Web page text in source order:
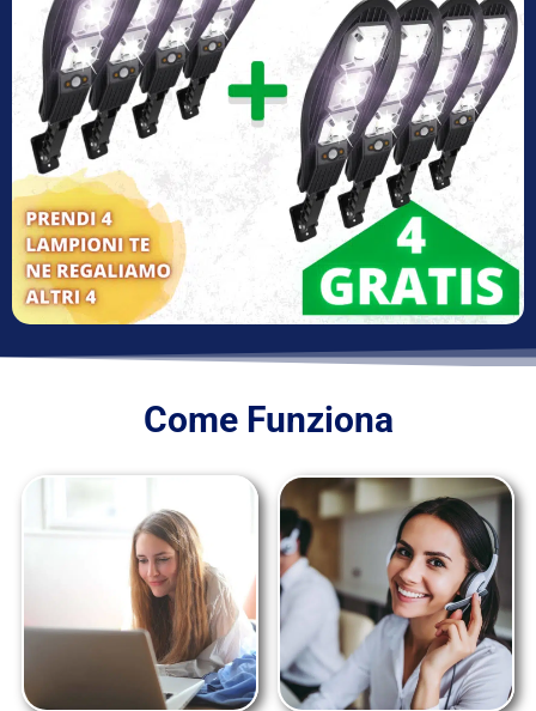
Come Funziona